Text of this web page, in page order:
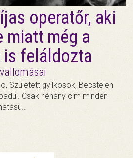
operatőr, aki
miatt még a
is feláldozta
Született gyilkosok, Becstelen
Csak néhány cím minden